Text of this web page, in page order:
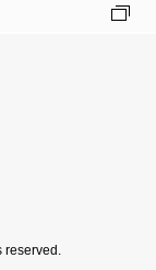
reserved.